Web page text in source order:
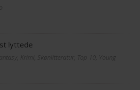
lyttede